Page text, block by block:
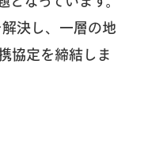
決し、一層の地
協定を締結しま